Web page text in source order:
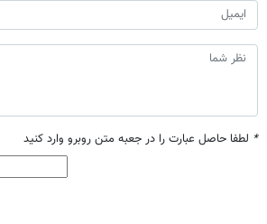
* لطفا حاصل عبارت را در جعبه متن روبرو وارد کنید